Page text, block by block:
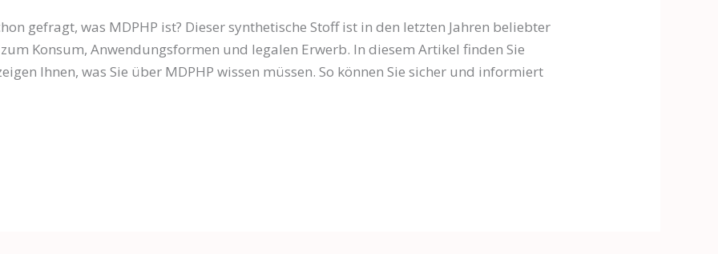
gefragt, was MDPHP ist? Dieser synthetische Stoff ist in den letzten Jahren beliebter
Konsum, Anwendungsformen und legalen Erwerb. In diesem Artikel finden Sie
Ihnen, was Sie über MDPHP wissen müssen. So können Sie sicher und informiert